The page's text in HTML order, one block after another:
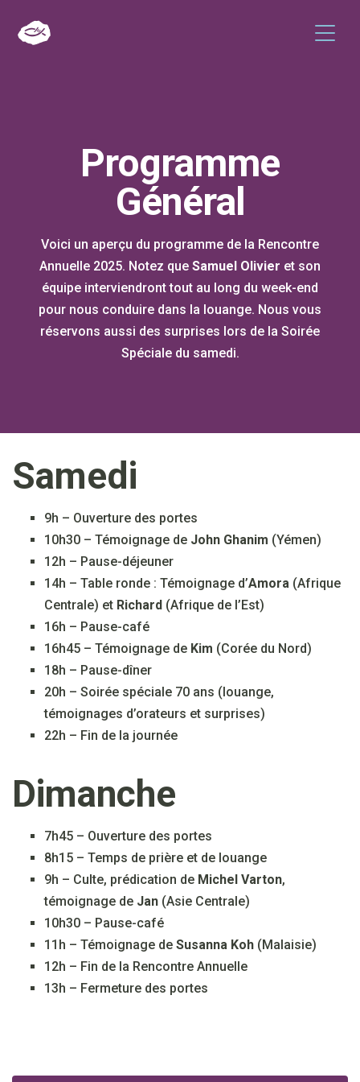
Programme
Général
Voici un aperçu du programme de la Rencontre
Annuelle 2025. Notez que Samuel Olivier et son
équipe interviendront tout au long du week-end
pour nous conduire dans la louange. Nous vous
réservons aussi des surprises lors de la Soirée
Spéciale du samedi.
Samedi
9h – Ouverture des portes
10h30 – Témoignage de John Ghanim (Yémen)
12h – Pause-déjeuner
14h – Table ronde : Témoignage d’Amora (Afrique
Centrale) et Richard (Afrique de l’Est)
16h – Pause-café
16h45 – Témoignage de Kim (Corée du Nord)
18h – Pause-dîner
20h – Soirée spéciale 70 ans (louange,
témoignages d’orateurs et surprises)
22h – Fin de la journée
Dimanche
7h45 – Ouverture des portes
8h15 – Temps de prière et de louange
9h – Culte, prédication de Michel Varton,
témoignage de Jan (Asie Centrale)
10h30 – Pause-café
11h – Témoignage de Susanna Koh (Malaisie)
12h – Fin de la Rencontre Annuelle
13h – Fermeture des portes